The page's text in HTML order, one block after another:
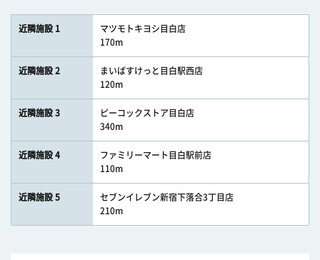
近隣施設 1
マツモトキヨシ目白店
170m
近隣施設 2
まいばすけっと目白駅西店
120m
近隣施設 3
ピーコックストア目白店
340m
近隣施設 4
ファミリーマート目白駅前店
110m
近隣施設 5
セブンイレブン新宿下落合3丁目店
210m